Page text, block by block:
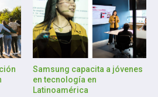
Samsung capacita a jóvenes
en tecnología en
Latinoamérica